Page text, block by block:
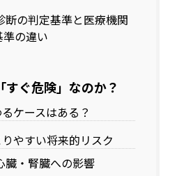
断の判定基準と医療機関
の違い
ぐ危険」なのか？
ケースはある？
やすい将来的リスク
臓・腎臓への影響